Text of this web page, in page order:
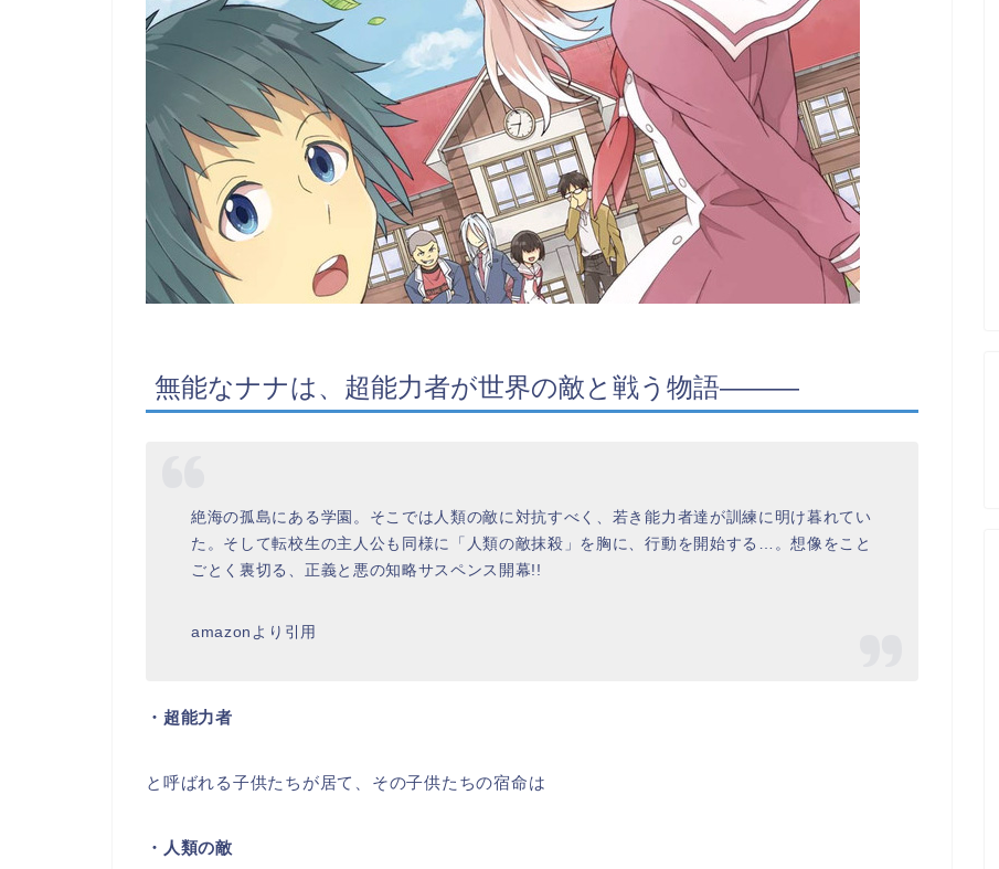
無能なナナは、超能力者が世界の敵と戦う物語―――
絶海の孤島にある学園。そこでは人類の敵に対抗すべく、若き能力者達が訓練に明け暮れてい
た。そして転校生の主人公も同様に「人類の敵抹殺」を胸に、行動を開始する…。想像をこと
ごとく裏切る、正義と悪の知略サスペンス開幕!!
amazonより引用
・超能力者
と呼ばれる子供たちが居て、その子供たちの宿命は
・人類の敵